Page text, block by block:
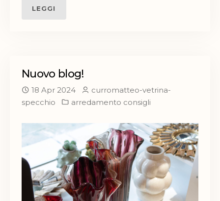
LEGGI
Nuovo blog!
18 Apr 2024
curromatteo-vetrina-
specchio
arredamento consigli